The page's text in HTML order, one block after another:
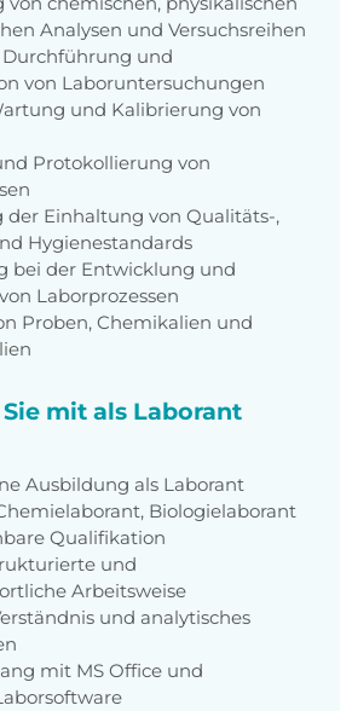
Analysen und Versuchsreihen
und
von Laboruntersuchungen
und Kalibrierung von
Protokollierung von
der Einhaltung von Qualitäts-,
Hygienestandards
bei der Entwicklung und
Laborprozessen
Proben, Chemikalien und
mit als Laborant
Ausbildung als Laborant
Biologielaborant
Qualifikation
und
Arbeitsweise
und analytisches
mit MS Office und